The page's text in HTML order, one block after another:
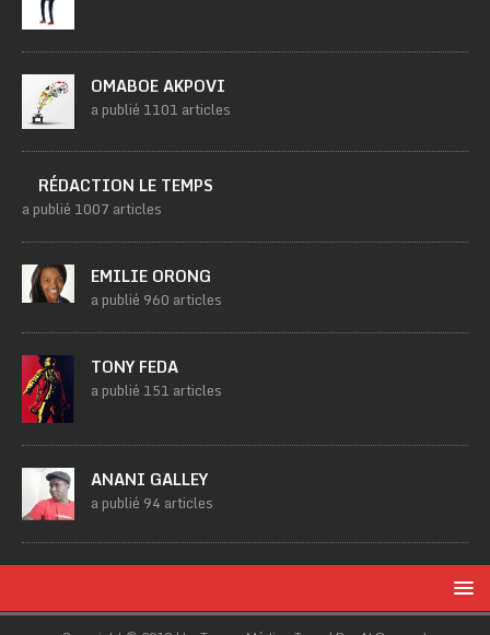
OMABOE AKPOVI
a publié 1101 articles
RÉDACTION LE TEMPS
a publié 1007 articles
EMILIE ORONG
a publié 960 articles
TONY FEDA
a publié 151 articles
ANANI GALLEY
a publié 94 articles